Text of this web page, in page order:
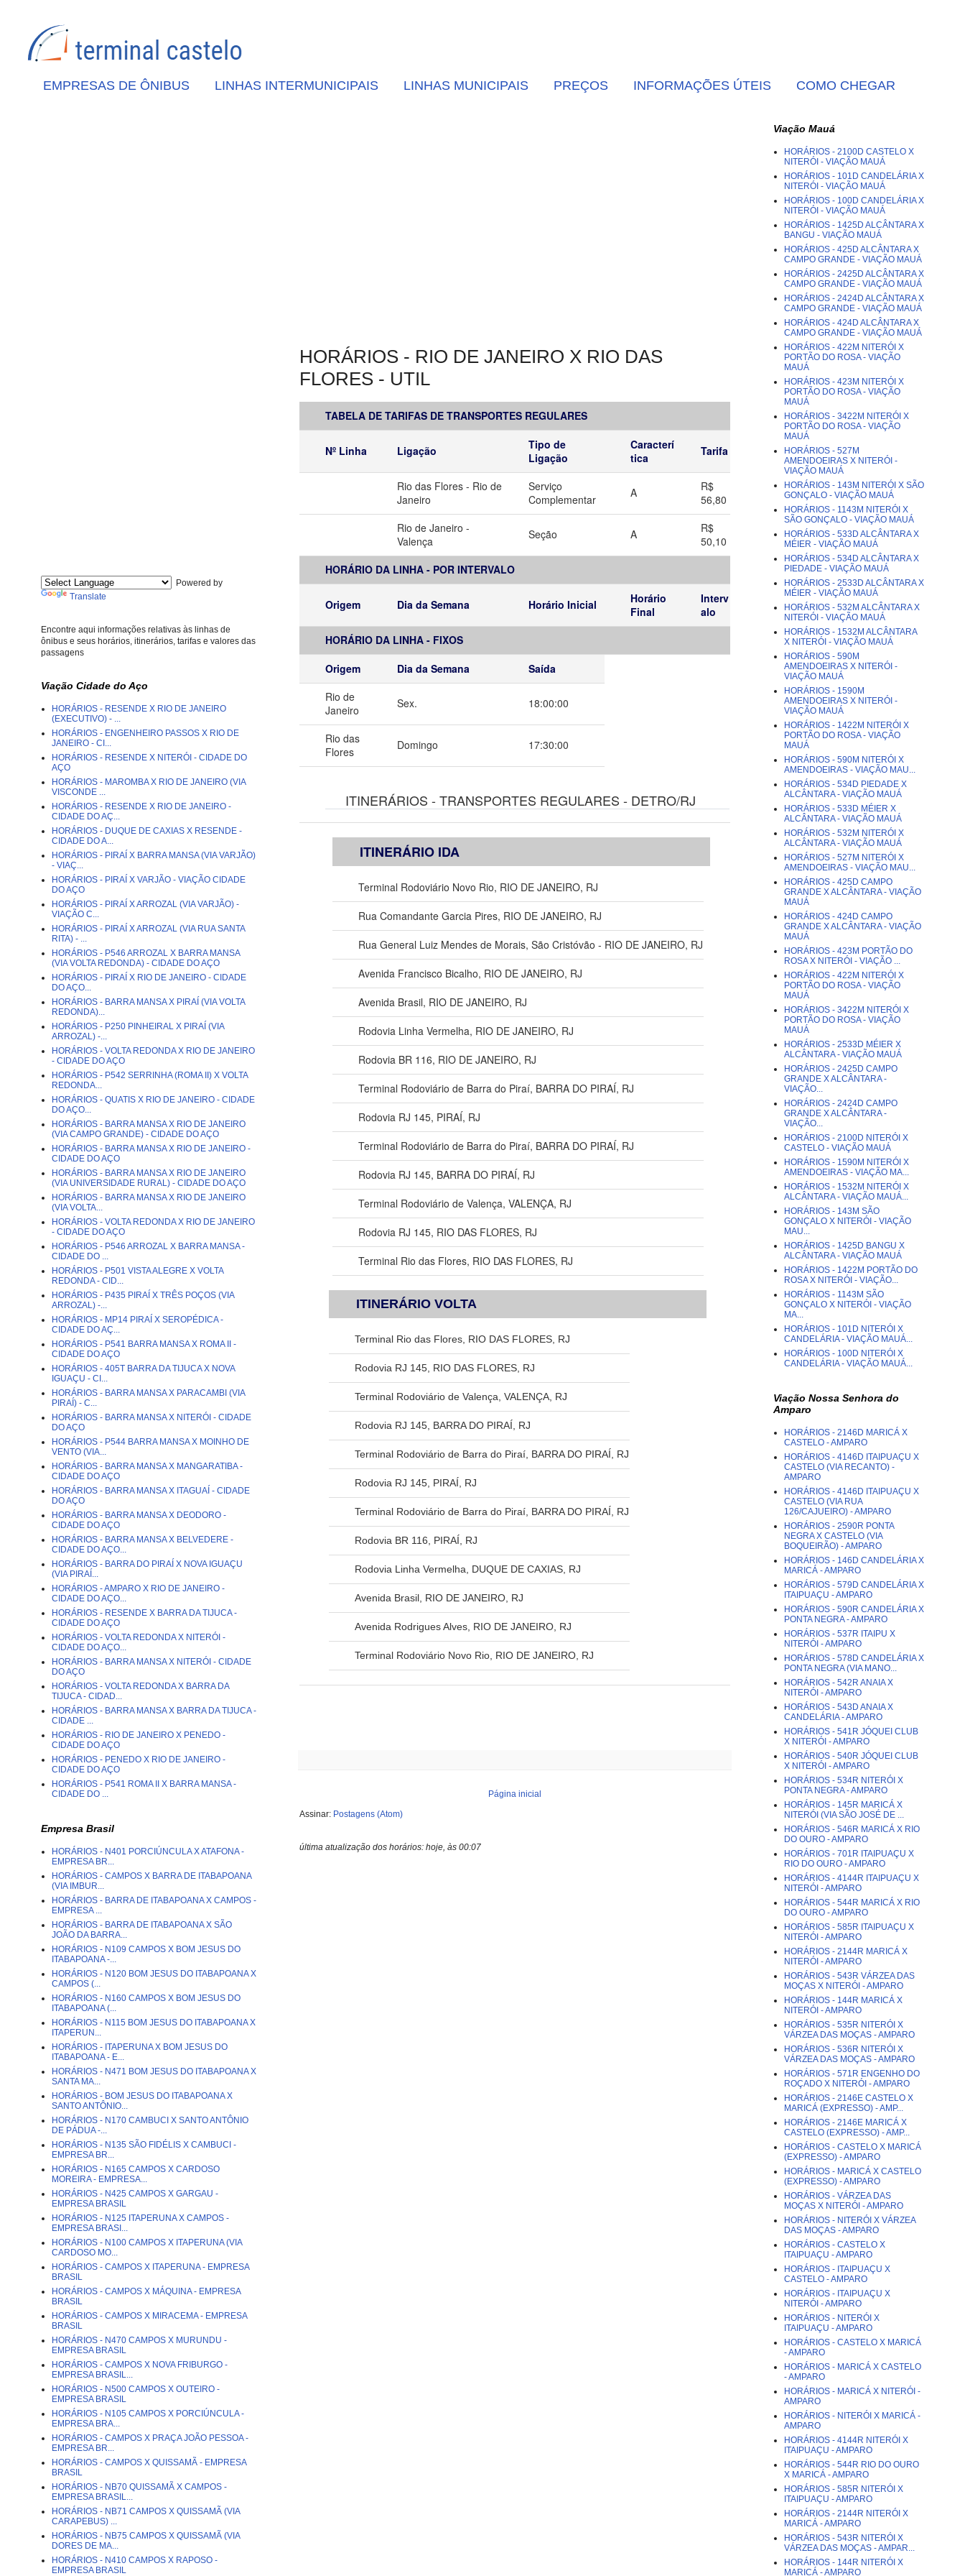
EMPRESAS DE ÔNIBUS LINHAS INTERMUNICIPAIS LINHAS MUNICIPAIS PREÇOS INFORMAÇÕES ÚTEIS COMO CHEGAR
HORÁRIOS - RIO DE JANEIRO X RIO DAS
FLORES - UTIL
TABELA DE TARIFAS DE TRANSPORTES REGULARES
Nº Linha Ligação
Tipo de
Ligação
Caracterí
tica
Tarifa
Rio das Flores - Rio de
Janeiro
Serviço
Complementar
A
R$
56,80
Rio de Janeiro -
Valença
Seção A
R$
50,10
HORÁRIO DA LINHA - POR INTERVALO
Origem Dia da Semana Horário Inicial
Horário
Final
Interv
alo
HORÁRIO DA LINHA - FIXOS
Origem
Dia da Semana
Saída
Rio de
Janeiro
Sex. 18:00:00
Rio das
Flores
Domingo 17:30:00
ITINERÁRIOS - TRANSPORTES REGULARES - DETRO/RJ
ITINERÁRIO IDA
Terminal Rodoviário Novo Rio, RIO DE JANEIRO, RJ
Rua Comandante Garcia Pires, RIO DE JANEIRO, RJ
Rua General Luiz Mendes de Morais, São Cristóvão - RIO DE JANEIRO, RJ
Avenida Francisco Bicalho, RIO DE JANEIRO, RJ
Avenida Brasil, RIO DE JANEIRO, RJ
Rodovia Linha Vermelha, RIO DE JANEIRO, RJ
Rodovia BR 116, RIO DE JANEIRO, RJ
Terminal Rodoviário de Barra do Piraí, BARRA DO PIRAÍ, RJ
Rodovia RJ 145, PIRAÍ, RJ
Terminal Rodoviário de Barra do Piraí, BARRA DO PIRAÍ, RJ
Rodovia RJ 145, BARRA DO PIRAÍ, RJ
Terminal Rodoviário de Valença, VALENÇA, RJ
Rodovia RJ 145, RIO DAS FLORES, RJ
Terminal Rio das Flores, RIO DAS FLORES, RJ
ITINERÁRIO VOLTA
Terminal Rio das Flores, RIO DAS FLORES, RJ
Rodovia RJ 145, RIO DAS FLORES, RJ
Terminal Rodoviário de Valença, VALENÇA, RJ
Rodovia RJ 145, BARRA DO PIRAÍ, RJ
Terminal Rodoviário de Barra do Piraí, BARRA DO PIRAÍ, RJ
Rodovia RJ 145, PIRAÍ, RJ
Terminal Rodoviário de Barra do Piraí, BARRA DO PIRAÍ, RJ
Rodovia BR 116, PIRAÍ, RJ
Rodovia Linha Vermelha, DUQUE DE CAXIAS, RJ
Avenida Brasil, RIO DE JANEIRO, RJ
Avenida Rodrigues Alves, RIO DE JANEIRO, RJ
Terminal Rodoviário Novo Rio, RIO DE JANEIRO, RJ
Página inicial
Assinar: Postagens (Atom)
última atualização dos horários: hoje, às 00:07
Powered by
Translate
Encontre aqui informações relativas às linhas de
ônibus e seus horários, itinerários, tarifas e valores das
passagens
Viação Cidade do Aço
HORÁRIOS - RESENDE X RIO DE JANEIRO
(EXECUTIVO) - ...
HORÁRIOS - ENGENHEIRO PASSOS X RIO DE
JANEIRO - CI...
HORÁRIOS - RESENDE X NITERÓI - CIDADE DO
AÇO
HORÁRIOS - MAROMBA X RIO DE JANEIRO (VIA
VISCONDE ...
HORÁRIOS - RESENDE X RIO DE JANEIRO -
CIDADE DO AÇ...
HORÁRIOS - DUQUE DE CAXIAS X RESENDE -
CIDADE DO A...
HORÁRIOS - PIRAÍ X BARRA MANSA (VIA VARJÃO)
- VIAÇ...
HORÁRIOS - PIRAÍ X VARJÃO - VIAÇÃO CIDADE
DO AÇO
HORÁRIOS - PIRAÍ X ARROZAL (VIA VARJÃO) -
VIAÇÃO C...
HORÁRIOS - PIRAÍ X ARROZAL (VIA RUA SANTA
RITA) - ...
HORÁRIOS - P546 ARROZAL X BARRA MANSA
(VIA VOLTA REDONDA) - CIDADE DO AÇO
HORÁRIOS - PIRAÍ X RIO DE JANEIRO - CIDADE
DO AÇO...
HORÁRIOS - BARRA MANSA X PIRAÍ (VIA VOLTA
REDONDA)...
HORÁRIOS - P250 PINHEIRAL X PIRAÍ (VIA
ARROZAL) -...
HORÁRIOS - VOLTA REDONDA X RIO DE JANEIRO
- CIDADE DO AÇO
HORÁRIOS - P542 SERRINHA (ROMA II) X VOLTA
REDONDA...
HORÁRIOS - QUATIS X RIO DE JANEIRO - CIDADE
DO AÇO...
HORÁRIOS - BARRA MANSA X RIO DE JANEIRO
(VIA CAMPO GRANDE) - CIDADE DO AÇO
HORÁRIOS - BARRA MANSA X RIO DE JANEIRO -
CIDADE DO AÇO
HORÁRIOS - BARRA MANSA X RIO DE JANEIRO
(VIA UNIVERSIDADE RURAL) - CIDADE DO AÇO
HORÁRIOS - BARRA MANSA X RIO DE JANEIRO
(VIA VOLTA...
HORÁRIOS - VOLTA REDONDA X RIO DE JANEIRO
- CIDADE DO AÇO
HORÁRIOS - P546 ARROZAL X BARRA MANSA -
CIDADE DO ...
HORÁRIOS - P501 VISTA ALEGRE X VOLTA
REDONDA - CID...
HORÁRIOS - P435 PIRAÍ X TRÊS POÇOS (VIA
ARROZAL) -...
HORÁRIOS - MP14 PIRAÍ X SEROPÉDICA -
CIDADE DO AÇ...
HORÁRIOS - P541 BARRA MANSA X ROMA II -
CIDADE DO AÇO
HORÁRIOS - 405T BARRA DA TIJUCA X NOVA
IGUAÇU - CI...
HORÁRIOS - BARRA MANSA X PARACAMBI (VIA
PIRAÍ) - C...
HORÁRIOS - BARRA MANSA X NITERÓI - CIDADE
DO AÇO
HORÁRIOS - P544 BARRA MANSA X MOINHO DE
VENTO (VIA...
HORÁRIOS - BARRA MANSA X MANGARATIBA -
CIDADE DO AÇO
HORÁRIOS - BARRA MANSA X ITAGUAÍ - CIDADE
DO AÇO
HORÁRIOS - BARRA MANSA X DEODORO -
CIDADE DO AÇO
HORÁRIOS - BARRA MANSA X BELVEDERE -
CIDADE DO AÇO...
HORÁRIOS - BARRA DO PIRAÍ X NOVA IGUAÇU
(VIA PIRAÍ...
HORÁRIOS - AMPARO X RIO DE JANEIRO -
CIDADE DO AÇO...
HORÁRIOS - RESENDE X BARRA DA TIJUCA -
CIDADE DO AÇO
HORÁRIOS - VOLTA REDONDA X NITERÓI -
CIDADE DO AÇO...
HORÁRIOS - BARRA MANSA X NITERÓI - CIDADE
DO AÇO
HORÁRIOS - VOLTA REDONDA X BARRA DA
TIJUCA - CIDAD...
HORÁRIOS - BARRA MANSA X BARRA DA TIJUCA -
CIDADE ...
HORÁRIOS - RIO DE JANEIRO X PENEDO -
CIDADE DO AÇO
HORÁRIOS - PENEDO X RIO DE JANEIRO -
CIDADE DO AÇO
HORÁRIOS - P541 ROMA II X BARRA MANSA -
CIDADE DO ...
Empresa Brasil
HORÁRIOS - N401 PORCIÚNCULA X ATAFONA -
EMPRESA BR...
HORÁRIOS - CAMPOS X BARRA DE ITABAPOANA
(VIA IMBUR...
HORÁRIOS - BARRA DE ITABAPOANA X CAMPOS -
EMPRESA ...
HORÁRIOS - BARRA DE ITABAPOANA X SÃO
JOÃO DA BARRA...
HORÁRIOS - N109 CAMPOS X BOM JESUS DO
ITABAPOANA -...
HORÁRIOS - N120 BOM JESUS DO ITABAPOANA X
CAMPOS (...
HORÁRIOS - N160 CAMPOS X BOM JESUS DO
ITABAPOANA (...
HORÁRIOS - N115 BOM JESUS DO ITABAPOANA X
ITAPERUN...
HORÁRIOS - ITAPERUNA X BOM JESUS DO
ITABAPOANA - E...
HORÁRIOS - N471 BOM JESUS DO ITABAPOANA X
SANTA MA...
HORÁRIOS - BOM JESUS DO ITABAPOANA X
SANTO ANTÔNIO...
HORÁRIOS - N170 CAMBUCI X SANTO ANTÔNIO
DE PÁDUA -...
HORÁRIOS - N135 SÃO FIDÉLIS X CAMBUCI -
EMPRESA BR...
HORÁRIOS - N165 CAMPOS X CARDOSO
MOREIRA - EMPRESA...
HORÁRIOS - N425 CAMPOS X GARGAU -
EMPRESA BRASIL
HORÁRIOS - N125 ITAPERUNA X CAMPOS -
EMPRESA BRASI...
HORÁRIOS - N100 CAMPOS X ITAPERUNA (VIA
CARDOSO MO...
HORÁRIOS - CAMPOS X ITAPERUNA - EMPRESA
BRASIL
HORÁRIOS - CAMPOS X MÁQUINA - EMPRESA
BRASIL
HORÁRIOS - CAMPOS X MIRACEMA - EMPRESA
BRASIL
HORÁRIOS - N470 CAMPOS X MURUNDU -
EMPRESA BRASIL
HORÁRIOS - CAMPOS X NOVA FRIBURGO -
EMPRESA BRASIL...
HORÁRIOS - N500 CAMPOS X OUTEIRO -
EMPRESA BRASIL
HORÁRIOS - N105 CAMPOS X PORCIÚNCULA -
EMPRESA BRA...
HORÁRIOS - CAMPOS X PRAÇA JOÃO PESSOA -
EMPRESA BR...
HORÁRIOS - CAMPOS X QUISSAMÃ - EMPRESA
BRASIL
HORÁRIOS - NB70 QUISSAMÃ X CAMPOS -
EMPRESA BRASIL...
HORÁRIOS - NB71 CAMPOS X QUISSAMÃ (VIA
CARAPEBUS) ...
HORÁRIOS - NB75 CAMPOS X QUISSAMÃ (VIA
DORES DE MA...
HORÁRIOS - N410 CAMPOS X RAPOSO -
EMPRESA BRASIL
Viação Mauá
HORÁRIOS - 2100D CASTELO X
NITERÓI - VIAÇÃO MAUÁ
HORÁRIOS - 101D CANDELÁRIA X
NITERÓI - VIAÇÃO MAUÁ
HORÁRIOS - 100D CANDELÁRIA X
NITERÓI - VIAÇÃO MAUÁ
HORÁRIOS - 1425D ALCÂNTARA X
BANGU - VIAÇÃO MAUÁ
HORÁRIOS - 425D ALCÂNTARA X
CAMPO GRANDE - VIAÇÃO MAUÁ
HORÁRIOS - 2425D ALCÂNTARA X
CAMPO GRANDE - VIAÇÃO MAUÁ
HORÁRIOS - 2424D ALCÂNTARA X
CAMPO GRANDE - VIAÇÃO MAUÁ
HORÁRIOS - 424D ALCÂNTARA X
CAMPO GRANDE - VIAÇÃO MAUÁ
HORÁRIOS - 422M NITERÓI X
PORTÃO DO ROSA - VIAÇÃO
MAUÁ
HORÁRIOS - 423M NITERÓI X
PORTÃO DO ROSA - VIAÇÃO
MAUÁ
HORÁRIOS - 3422M NITERÓI X
PORTÃO DO ROSA - VIAÇÃO
MAUÁ
HORÁRIOS - 527M
AMENDOEIRAS X NITERÓI -
VIAÇÃO MAUÁ
HORÁRIOS - 143M NITERÓI X SÃO
GONÇALO - VIAÇÃO MAUÁ
HORÁRIOS - 1143M NITERÓI X
SÃO GONÇALO - VIAÇÃO MAUÁ
HORÁRIOS - 533D ALCÂNTARA X
MÉIER - VIAÇÃO MAUÁ
HORÁRIOS - 534D ALCÂNTARA X
PIEDADE - VIAÇÃO MAUÁ
HORÁRIOS - 2533D ALCÂNTARA X
MÉIER - VIAÇÃO MAUÁ
HORÁRIOS - 532M ALCÂNTARA X
NITERÓI - VIAÇÃO MAUÁ
HORÁRIOS - 1532M ALCÂNTARA
X NITERÓI - VIAÇÃO MAUÁ
HORÁRIOS - 590M
AMENDOEIRAS X NITERÓI -
VIAÇÃO MAUÁ
HORÁRIOS - 1590M
AMENDOEIRAS X NITERÓI -
VIAÇÃO MAUÁ
HORÁRIOS - 1422M NITERÓI X
PORTÃO DO ROSA - VIAÇÃO
MAUÁ
HORÁRIOS - 590M NITERÓI X
AMENDOEIRAS - VIAÇÃO MAU...
HORÁRIOS - 534D PIEDADE X
ALCÂNTARA - VIAÇÃO MAUÁ
HORÁRIOS - 533D MÉIER X
ALCÂNTARA - VIAÇÃO MAUÁ
HORÁRIOS - 532M NITERÓI X
ALCÂNTARA - VIAÇÃO MAUÁ
HORÁRIOS - 527M NITERÓI X
AMENDOEIRAS - VIAÇÃO MAU...
HORÁRIOS - 425D CAMPO
GRANDE X ALCÂNTARA - VIAÇÃO
MAUÁ
HORÁRIOS - 424D CAMPO
GRANDE X ALCÂNTARA - VIAÇÃO
MAUÁ
HORÁRIOS - 423M PORTÃO DO
ROSA X NITERÓI - VIAÇÃO ...
HORÁRIOS - 422M NITERÓI X
PORTÃO DO ROSA - VIAÇÃO
MAUÁ
HORÁRIOS - 3422M NITERÓI X
PORTÃO DO ROSA - VIAÇÃO
MAUÁ
HORÁRIOS - 2533D MÉIER X
ALCÂNTARA - VIAÇÃO MAUÁ
HORÁRIOS - 2425D CAMPO
GRANDE X ALCÂNTARA -
VIAÇÃO...
HORÁRIOS - 2424D CAMPO
GRANDE X ALCÂNTARA -
VIAÇÃO...
HORÁRIOS - 2100D NITERÓI X
CASTELO - VIAÇÃO MAUÁ
HORÁRIOS - 1590M NITERÓI X
AMENDOEIRAS - VIAÇÃO MA...
HORÁRIOS - 1532M NITERÓI X
ALCÂNTARA - VIAÇÃO MAUÁ...
HORÁRIOS - 143M SÃO
GONÇALO X NITERÓI - VIAÇÃO
MAU...
HORÁRIOS - 1425D BANGU X
ALCÂNTARA - VIAÇÃO MAUÁ
HORÁRIOS - 1422M PORTÃO DO
ROSA X NITERÓI - VIAÇÃO...
HORÁRIOS - 1143M SÃO
GONÇALO X NITERÓI - VIAÇÃO
MA...
HORÁRIOS - 101D NITERÓI X
CANDELÁRIA - VIAÇÃO MAUÁ...
HORÁRIOS - 100D NITERÓI X
CANDELÁRIA - VIAÇÃO MAUÁ...
Viação Nossa Senhora do
Amparo
HORÁRIOS - 2146D MARICÁ X
CASTELO - AMPARO
HORÁRIOS - 4146D ITAIPUAÇU X
CASTELO (VIA RECANTO) -
AMPARO
HORÁRIOS - 4146D ITAIPUAÇU X
CASTELO (VIA RUA
126/CAJUEIRO) - AMPARO
HORÁRIOS - 2590R PONTA
NEGRA X CASTELO (VIA
BOQUEIRÃO) - AMPARO
HORÁRIOS - 146D CANDELÁRIA X
MARICÁ - AMPARO
HORÁRIOS - 579D CANDELÁRIA X
ITAIPUAÇU - AMPARO
HORÁRIOS - 590R CANDELÁRIA X
PONTA NEGRA - AMPARO
HORÁRIOS - 537R ITAIPU X
NITERÓI - AMPARO
HORÁRIOS - 578D CANDELÁRIA X
PONTA NEGRA (VIA MANO...
HORÁRIOS - 542R ANAIA X
NITERÓI - AMPARO
HORÁRIOS - 543D ANAIA X
CANDELÁRIA - AMPARO
HORÁRIOS - 541R JÓQUEI CLUB
X NITERÓI - AMPARO
HORÁRIOS - 540R JÓQUEI CLUB
X NITERÓI - AMPARO
HORÁRIOS - 534R NITERÓI X
PONTA NEGRA - AMPARO
HORÁRIOS - 145R MARICÁ X
NITERÓI (VIA SÃO JOSÉ DE ...
HORÁRIOS - 546R MARICÁ X RIO
DO OURO - AMPARO
HORÁRIOS - 701R ITAIPUAÇU X
RIO DO OURO - AMPARO
HORÁRIOS - 4144R ITAIPUAÇU X
NITERÓI - AMPARO
HORÁRIOS - 544R MARICÁ X RIO
DO OURO - AMPARO
HORÁRIOS - 585R ITAIPUAÇU X
NITERÓI - AMPARO
HORÁRIOS - 2144R MARICÁ X
NITERÓI - AMPARO
HORÁRIOS - 543R VÁRZEA DAS
MOÇAS X NITERÓI - AMPARO
HORÁRIOS - 144R MARICÁ X
NITERÓI - AMPARO
HORÁRIOS - 535R NITERÓI X
VÁRZEA DAS MOÇAS - AMPARO
HORÁRIOS - 536R NITERÓI X
VÁRZEA DAS MOÇAS - AMPARO
HORÁRIOS - 571R ENGENHO DO
ROÇADO X NITERÓI - AMPARO
HORÁRIOS - 2146E CASTELO X
MARICÁ (EXPRESSO) - AMP...
HORÁRIOS - 2146E MARICÁ X
CASTELO (EXPRESSO) - AMP...
HORÁRIOS - CASTELO X MARICÁ
(EXPRESSO) - AMPARO
HORÁRIOS - MARICÁ X CASTELO
(EXPRESSO) - AMPARO
HORÁRIOS - VÁRZEA DAS
MOÇAS X NITERÓI - AMPARO
HORÁRIOS - NITERÓI X VÁRZEA
DAS MOÇAS - AMPARO
HORÁRIOS - CASTELO X
ITAIPUAÇU - AMPARO
HORÁRIOS - ITAIPUAÇU X
CASTELO - AMPARO
HORÁRIOS - ITAIPUAÇU X
NITERÓI - AMPARO
HORÁRIOS - NITERÓI X
ITAIPUAÇU - AMPARO
HORÁRIOS - CASTELO X MARICÁ
- AMPARO
HORÁRIOS - MARICÁ X CASTELO
- AMPARO
HORÁRIOS - MARICÁ X NITERÓI -
AMPARO
HORÁRIOS - NITERÓI X MARICÁ -
AMPARO
HORÁRIOS - 4144R NITERÓI X
ITAIPUAÇU - AMPARO
HORÁRIOS - 544R RIO DO OURO
X MARICÁ - AMPARO
HORÁRIOS - 585R NITERÓI X
ITAIPUAÇU - AMPARO
HORÁRIOS - 2144R NITERÓI X
MARICÁ - AMPARO
HORÁRIOS - 543R NITERÓI X
VÁRZEA DAS MOÇAS - AMPAR...
HORÁRIOS - 144R NITERÓI X
MARICÁ - AMPARO